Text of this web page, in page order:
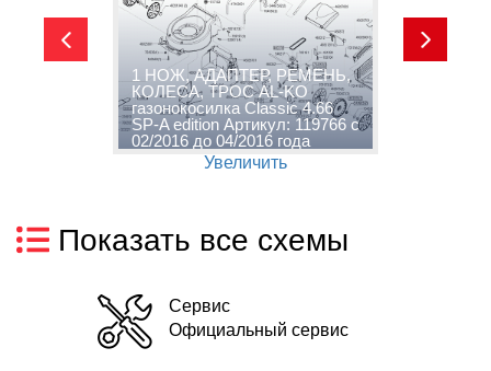
1 НОЖ, АДАПТЕР, РЕМЕНЬ,
КОЛЕСА, ТРОС AL-KO
газонокосилка Classic 4.66
SP-A edition Артикул: 119766 с
02/2016 до 04/2016 года
Увеличить
Показать все схемы
Сервис
Официальный сервис